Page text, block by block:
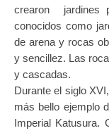
crearon jardines
conocidos como
de arena y rocas
y sencillez. Las
y cascadas.
Durante el siglo
más bello ejemplo
Imperial Katusura.